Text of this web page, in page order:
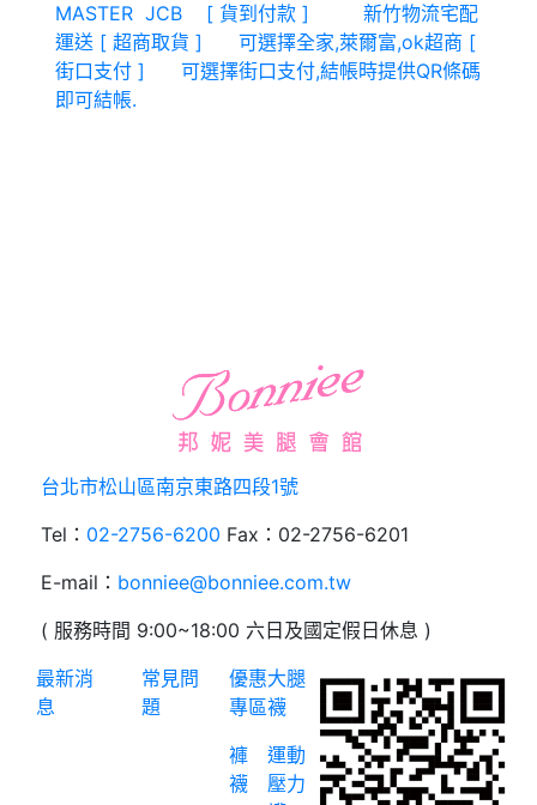
MASTER JCB [ 貨到付款 ] 新竹物流宅配
運送 [ 超商取貨 ] 可選擇全家,萊爾富,ok超商 [
街口支付 ] 可選擇街口支付,結帳時提供QR條碼
即可結帳.
台北市松山區南京東路四段1號
Tel： 02-2756-6200 Fax：02-2756-6201
E-mail： bonniee@bonniee.com.tw
( 服務時間 9:00~18:00 六日及國定假日休息 )
最新消
息
常見問
題
優惠
專區
褲
襪
大腿
襪
運動
壓力